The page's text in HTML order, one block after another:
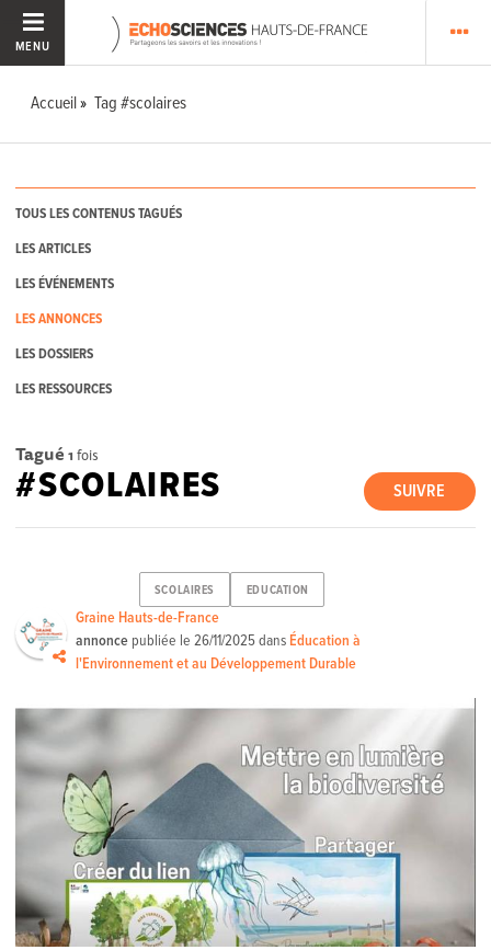
MENU
Accueil Tag #scolaires
TOUS LES CONTENUS TAGUÉS
LES ARTICLES
LES ÉVÉNEMENTS
LES ANNONCES
LES DOSSIERS
LES RESSOURCES
Tagué 1 fois
SUIVRE
#SCOLAIRES
SCOLAIRES EDUCATION
Graine Hauts-de-France
annonce publiée le26/11/2025dans Éducation à
l'Environnement et au Développement Durable